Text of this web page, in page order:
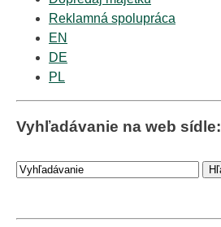
Reklamná spolupráca
EN
DE
PL
Vyhľadávanie na web sídle: